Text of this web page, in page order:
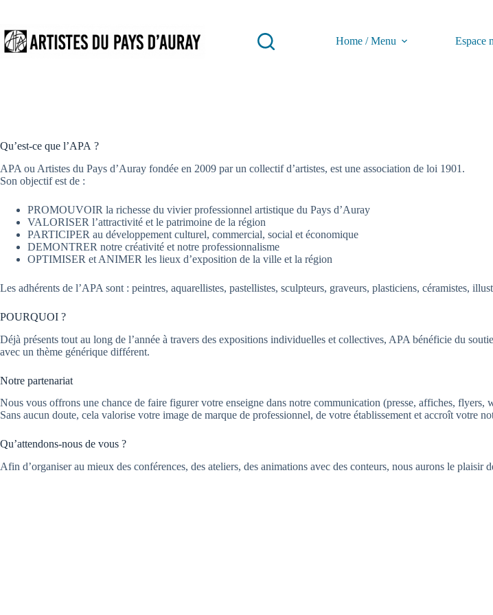
contenu
Home / Menu
Espace
Qu’est-ce que l’APA ?
APA ou Artistes du Pays d’Auray fondée en 2009 par un collectif d’artistes, est une association de loi 1901.
Son objectif est de :
PROMOUVOIR la richesse du vivier professionnel artistique du Pays d’Auray
VALORISER l’attractivité et le patrimoine de la région
PARTICIPER au développement culturel, commercial, social et économique
DEMONTRER notre créativité et notre professionnalisme
OPTIMISER et ANIMER les lieux d’exposition de la ville et la région
Les adhérents de l’APA sont : peintres, aquarellistes, pastellistes, sculpteurs, graveurs, plasticiens, céramistes,
POURQUOI ?
Déjà présents tout au long de l’année à travers des expositions individuelles et collectives, APA bénéficie du
avec un thème générique différent.
Notre partenariat
Nous vous offrons une chance de faire figurer votre enseigne dans notre communication (presse, affiches,
Sans aucun doute, cela valorise votre image de marque de professionnel, de votre établissement et accroît votre
Qu’attendons-nous de vous ?
Afin d’organiser au mieux des conférences, des ateliers, des animations avec des conteurs, nous aurons le plaisir